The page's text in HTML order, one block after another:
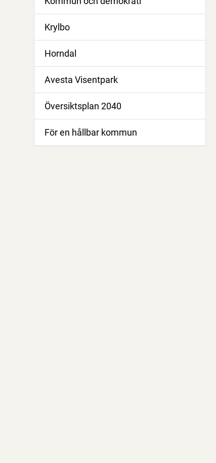
Krylbo
Horndal
Avesta Visentpark
Översiktsplan 2040
För en hållbar kommun